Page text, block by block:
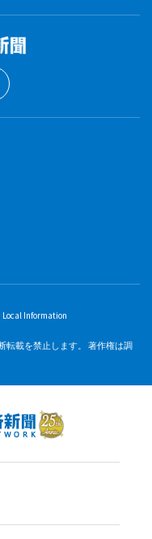
Information
転載を禁止します。 著作権は調